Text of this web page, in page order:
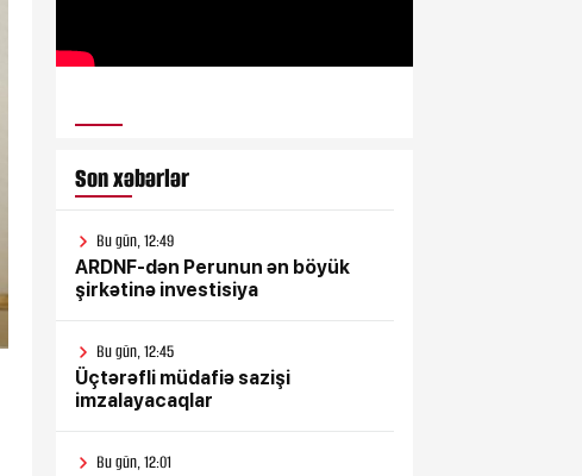
Son xəbərlər
Bu gün, 12:49
ARDNF-dən Perunun ən böyük
şirkətinə investisiya
Bu gün, 12:45
Üçtərəfli müdafiə sazişi
imzalayacaqlar
Bu gün, 12:01